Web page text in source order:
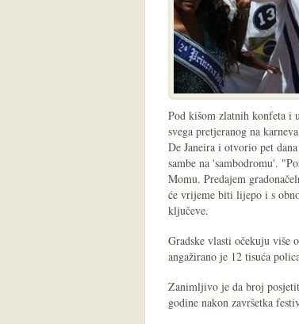
Pod kišom zlatnih konfeta i
svega pretjeranog na
De Janeira i otvorio pet
sambe na 'sambodromu'.
Momu. Predajem
će vrijeme biti lijepo i s
ključeve.
Gradske vlasti očekuju više
angažirano je 12 tisuća
Zanimljivo je da broj
godine nakon završetka